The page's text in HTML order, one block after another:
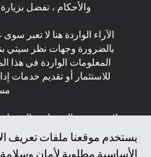
يستخدم موقعنا ملفات تعريف
الأساسية مطلوبة لأمان
والأحكام ، تفضل
الآراء الواردة هنا لا تعبر
بالضرورة وجهات نظر سيتي
المعلومات الواردة في هذا
للاستثمار أو تقديم خدمات
لا يتم تقديم المنتجات
المقيمين في الاتحاد الأوروبي
سويسرا أو غيرنسي أو